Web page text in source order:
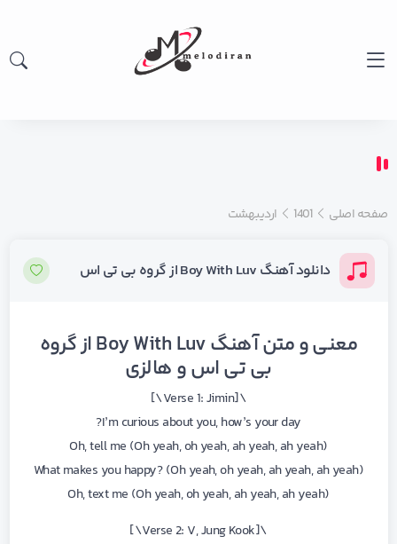
صفحه اصلی 1401 اردیبهشت
دانلود آهنگ Boy With Luv از گروه بی تی اس
معنی و متن آهنگ Boy With Luv از گروه
بی تی اس و هالزی
\[Verse 1: Jimin\]
I’m curious about you, how’s your day?
Oh, tell me (Oh yeah, oh yeah, ah yeah, ah yeah)
What makes you happy? (Oh yeah, oh yeah, ah yeah, ah yeah)
Oh, text me (Oh yeah, oh yeah, ah yeah, ah yeah)
\[Verse 2: V, Jung Kook\]